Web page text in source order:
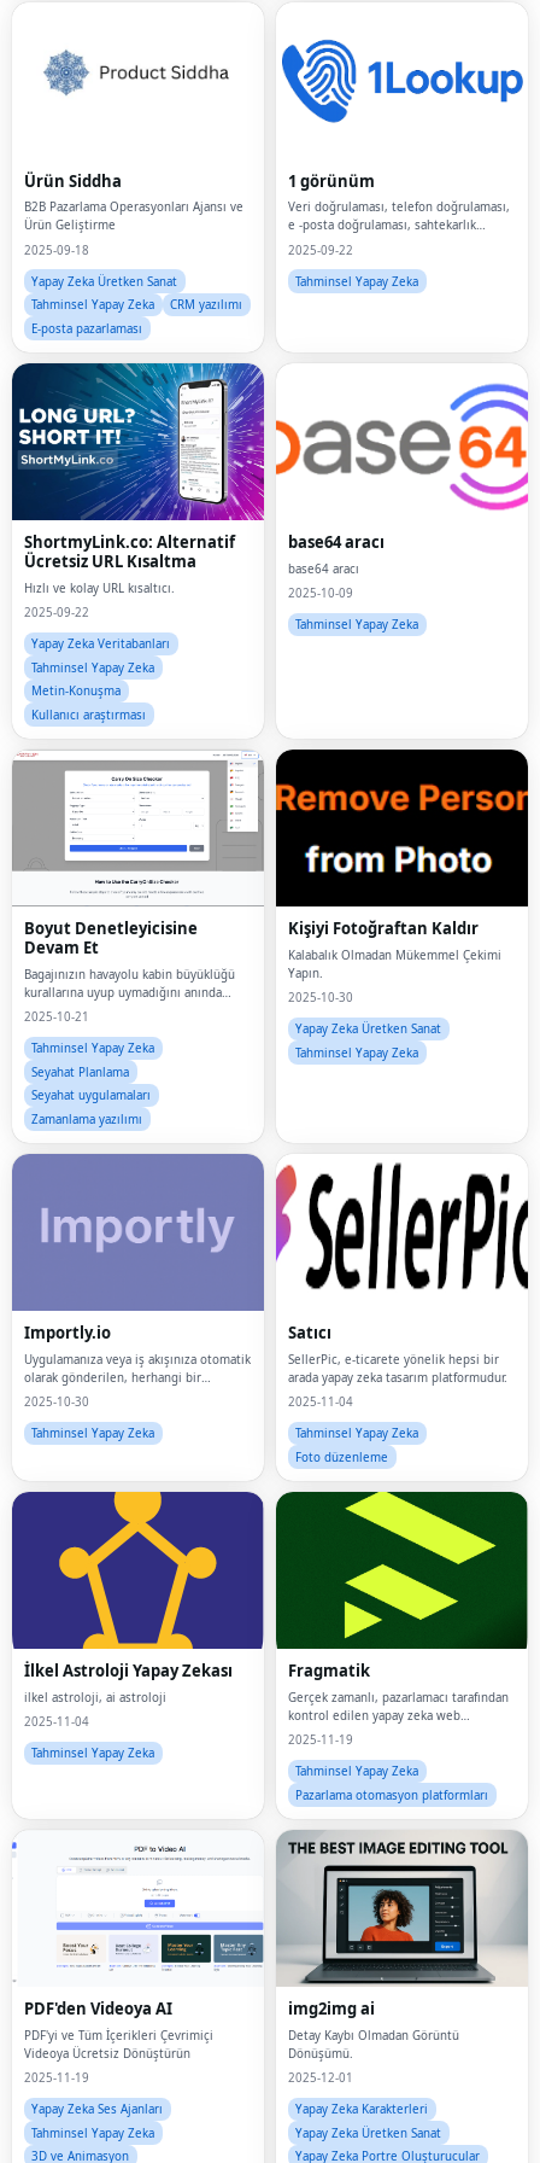
Ürün Siddha
B2B Pazarlama Operasyonları Ajansı ve
Ürün Geliştirme
2025-09-18
Yapay Zeka Üretken Sanat
Tahminsel Yapay Zeka
CRM yazılımı
E-posta pazarlaması
1 görünüm
Veri doğrulaması, telefon doğrulaması,
e -posta doğrulaması, sahtekarlık
algılama, API, geliştirici araçları,
2025-09-22
Tahminsel Yapay Zeka
ShortmyLink.co: Alternatif
Ücretsiz URL Kısaltma
Hızlı ve kolay URL kısaltıcı.
2025-09-22
Yapay Zeka Veritabanları
Tahminsel Yapay Zeka
Metin-Konuşma
Kullanıcı araştırması
base64 aracı
base64 aracı
2025-10-09
Tahminsel Yapay Zeka
Boyut Denetleyicisine
Devam Et
Bagajınızın havayolu kabin büyüklüğü
kurallarına uyup uymadığını anında
kontrol edin.
2025-10-21
Tahminsel Yapay Zeka
Seyahat Planlama
Seyahat uygulamaları
Zamanlama yazılımı
Kişiyi Fotoğraftan Kaldır
Kalabalık Olmadan Mükemmel Çekimi
Yapın.
2025-10-30
Yapay Zeka Üretken Sanat
Tahminsel Yapay Zeka
Importly.io
Uygulamanıza veya iş akışınıza otomatik
olarak gönderilen, herhangi bir
bağlantıdan video ve ses aktarmaya
2025-10-30
Tahminsel Yapay Zeka
Satıcı
SellerPic, e-ticarete yönelik hepsi bir
arada yapay zeka tasarım platformudur.
2025-11-04
Tahminsel Yapay Zeka
Foto düzenleme
İlkel Astroloji Yapay Zekası
ilkel astroloji, ai astroloji
2025-11-04
Tahminsel Yapay Zeka
Fragmatik
Gerçek zamanlı, pazarlamacı tarafından
kontrol edilen yapay zeka web
kişiselleştirmesi.
2025-11-19
Tahminsel Yapay Zeka
Pazarlama otomasyon platformları
PDF'den Videoya AI
PDF'yi ve Tüm İçerikleri Çevrimiçi
Videoya Ücretsiz Dönüştürün
2025-11-19
Yapay Zeka Ses Ajanları
Tahminsel Yapay Zeka
3D ve Animasyon
img2img ai
Detay Kaybı Olmadan Görüntü
Dönüşümü.
2025-12-01
Yapay Zeka Karakterleri
Yapay Zeka Üretken Sanat
Yapay Zeka Portre Oluşturucular